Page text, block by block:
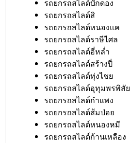
รถยกรถสไลด์บักดอง
รถยกรถสไลด์สิ
รถยกรถสไลด์หนองแค
รถยกรถสไลด์ราษีไศล
รถยกรถสไลด์อี่หล่ำ
รถยกรถสไลด์สร้างปี่
รถยกรถสไลด์ทุ่งไชย
รถยกรถสไลด์อุทุมพรพิสัย
รถยกรถสไลด์กำแพง
รถยกรถสไลด์ส้มป่อย
รถยกรถสไลด์หนองหมี
รถยกรถสไลด์ก้านเหลือง